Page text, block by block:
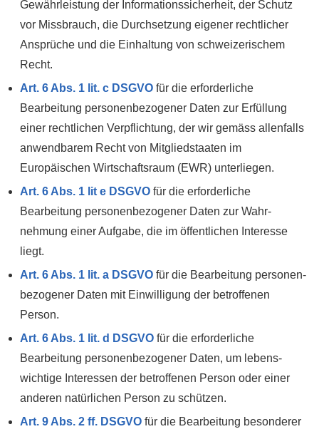
Gewähr­leistung der Informations­sicherheit, der Schutz
vor Miss­brauch, die Durch­setzung eigener recht­licher
Ansprüche und die Ein­haltung von schweizerischem
Recht.
Art. 6 Abs. 1 lit. c DSGVO für die erforderliche
Bearbeitung personen­bezogener Daten zur Erfüllung
einer recht­lichen Ver­pflichtung, der wir gemäss allen­falls
anwendbarem Recht von Mitgliedstaaten im
Europäischen Wirtschafts­raum (EWR) unterliegen.
Art. 6 Abs. 1 lit e DSGVO für die erforderliche
Bearbeitung personen­bezogener Daten zur Wahr­
nehmung einer Aufgabe, die im öffent­lichen Interesse
liegt.
Art. 6 Abs. 1 lit. a DSGVO für die Bearbeitung personen­
bezogener Daten mit Ein­willigung der betroffenen
Person.
Art. 6 Abs. 1 lit. d DSGVO für die erforderliche
Bearbeitung personen­bezogener Daten, um lebens­
wichtige Interessen der betroffenen Person oder einer
anderen natürlichen Person zu schützen.
Art. 9 Abs. 2 ff. DSGVO für die Bear­beitung besonderer